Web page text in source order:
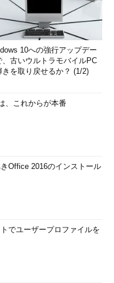
プしたはずなのに、「'」
2バイト目に1バイト文字
パターンが考えられ
場合にも同様の現象が起
ト側の文字コードにシフ
うという方法がよい。
10への強行アップデー
、古いウルトラモバイルPC
きを取り戻せるか？ (1/2)
、これからが本番
Office 2016のインストール
でユーザープロファイルを